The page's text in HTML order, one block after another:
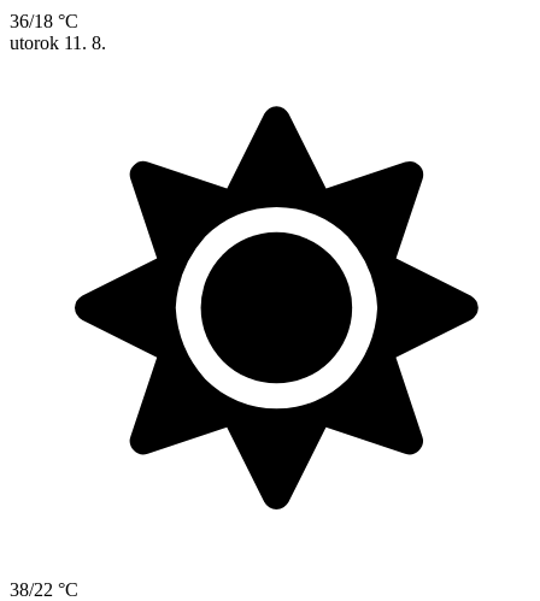
36/18 °C
utorok 11. 8.
38/22 °C